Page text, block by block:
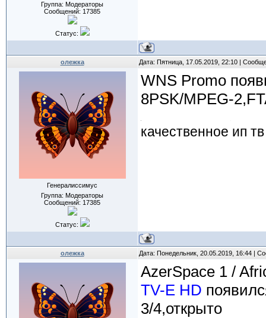
Группа: Модераторы
Сообщений: 17385
Статус:
олежка Дата: Пятница, 17.05.2019, 22:10 |
Генералиссимус
Группа: Модераторы
Сообщений: 17385
Статус:
WNS Promo
8PSK/MPEG-
качественное ип
олежка Дата: Понедельник, 20.05.2019, 16:44 |
AzerSpace 1 /
TV-E HD
3/4,открыто